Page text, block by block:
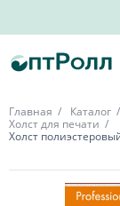
Главная Каталог
Холст для печати
Холст